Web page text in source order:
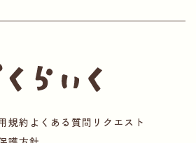
規約 よくある質問 リクエスト